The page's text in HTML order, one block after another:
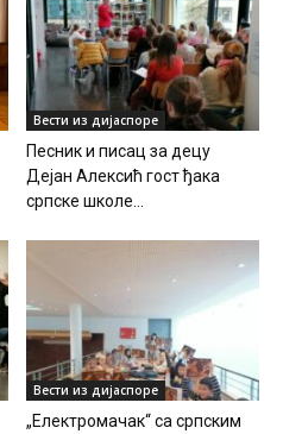
Вести из дијаспоре
Песник и писац за децу
Дејан Алексић гост ђака
српске школе...
Вести из дијаспоре
„Електромачак“ са српским